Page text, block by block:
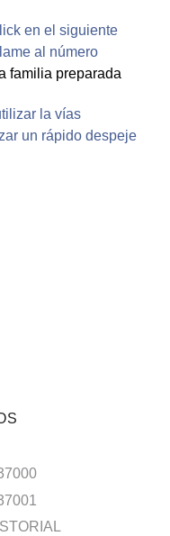
en el siguiente
al número
familia preparada
la vías
un rápido despeje